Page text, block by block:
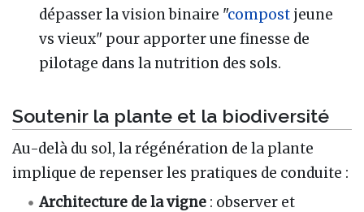
dépasser la vision binaire "compost jeune
vs vieux" pour apporter une finesse de
pilotage dans la nutrition des sols.
Soutenir la plante et la biodiversité
Au-delà du sol, la régénération de la plante
implique de repenser les pratiques de conduite :
Architecture de la vigne : observer et